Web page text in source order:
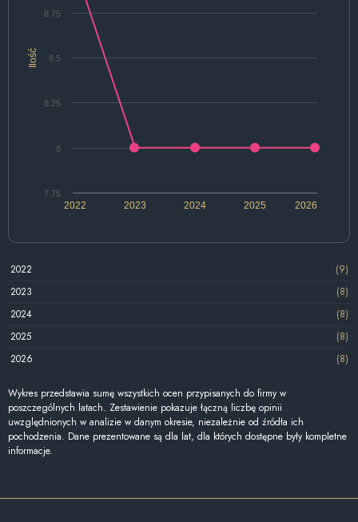
Ilość
2022 2024 2026
2023 2025
7.75
8
8.25
8.5
8.75
2022
(9)
2023
(8)
2024
(8)
2025
(8)
2026
(8)
Wykres przedstawia sumę wszystkich ocen przypisanych do firmy w
poszczególnych latach. Zestawienie pokazuje łączną liczbę opinii
uwzględnionych w analizie w danym okresie, niezależnie od źródła ich
pochodzenia. Dane prezentowane są dla lat, dla których dostępne były kompletne
informacje.